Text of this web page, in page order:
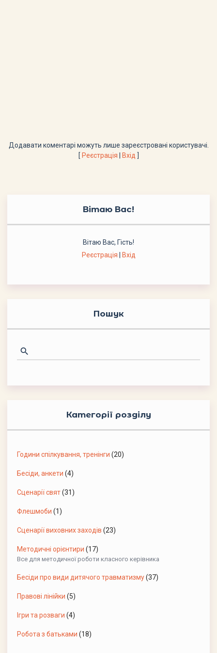
Додавати коментарі можуть лише зареєстровані користувачі.
[ Реєстрація Вхід
Вітаю Вас!
Вітаю Вас, Гість!
Реєстрація
Вхід
Пошук
Категорії розділу
Години спілкування, тренінги (20)
Бесіди, анкети (4)
Сценарії свят(31)
Флешмоби (1)
Сценарії виховних заходів (23)
Методичні орієнтири (17)
Все для методичної роботи класного керівника
Бесіди про види дитячого травматизму(37)
Правові лінійки (5)
Ігри та розваги (4)
Робота з батьками (18)